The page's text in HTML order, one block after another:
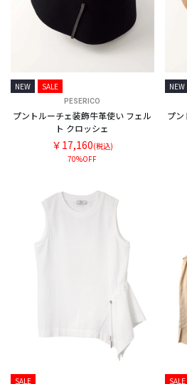
NEW SALE
PESERICO
プントルーチェ装飾牛革使い フェル
ト クロッシェ
￥17,160(税込)
70%OFF
NEW
プン
SALE SALE